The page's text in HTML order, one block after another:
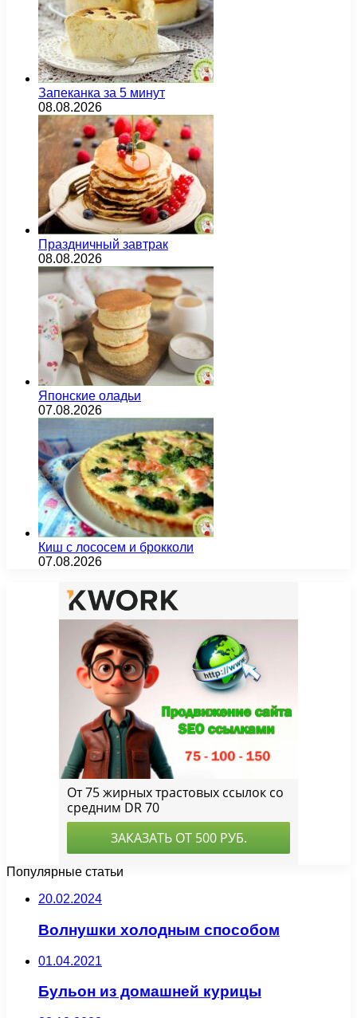
Запеканка за 5 минут
08.08.2026
Праздничный завтрак
08.08.2026
Японские оладьи
07.08.2026
Киш с лососем и брокколи
07.08.2026
Популярные статьи
20.02.2024
Волнушки холодным способом
01.04.2021
Бульон из домашней курицы